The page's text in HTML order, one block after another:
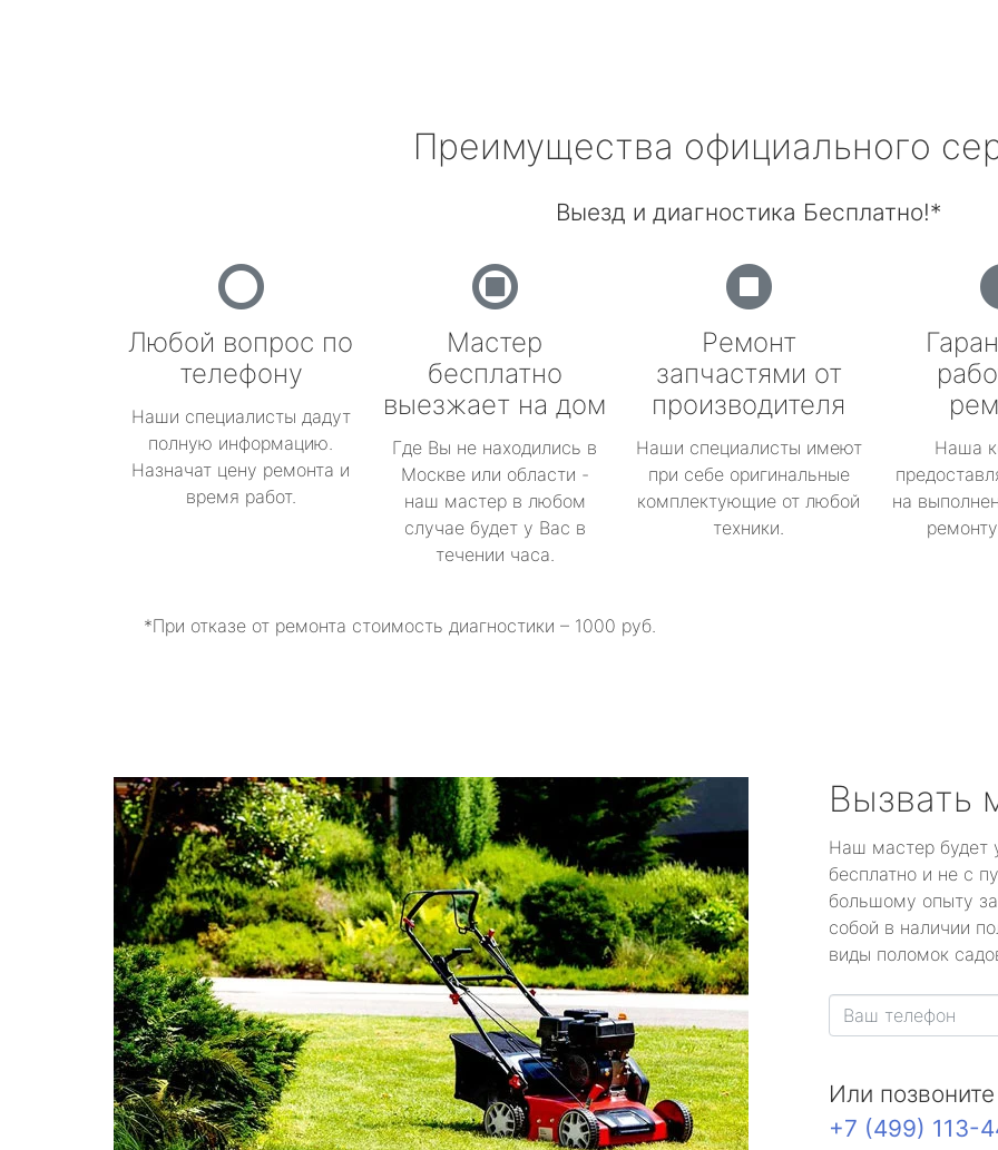
Преимущества официального
Выезд и диагностика Бесплатно!*
Любой вопрос по
телефону
Наши специалисты дадут
полную информацию.
Назначат цену ремонта и
время работ.
Мастер
бесплатно
выезжает на дом
Где Вы не находились в
Москве или области -
наш мастер в любом
случае будет у Вас в
течении часа.
Ремонт
запчастями от
производителя
Наши специалисты имеют
при себе оригинальные
комплектующие от любой
техники.
Наша
на
*При отказе от ремонта стоимость диагностики – 1000 руб.
Вызвать
Наш мастер будет
бесплатно и не с
большому опыту
собой в наличии
виды поломок
Или
+7 (499) 113-